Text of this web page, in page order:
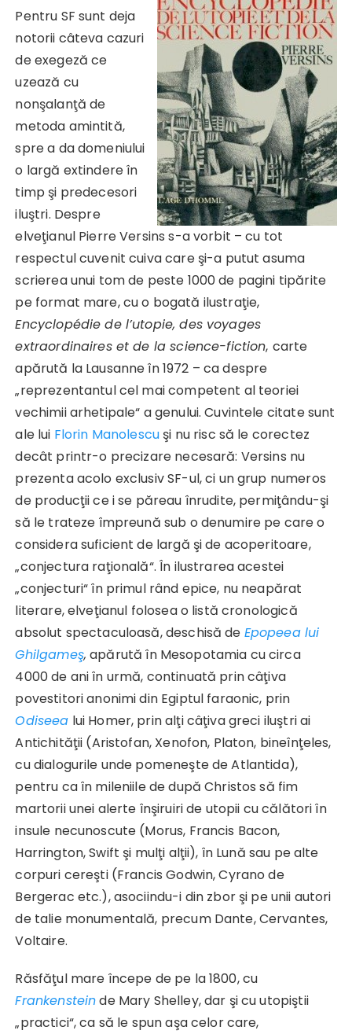
Pentru SF sunt deja
notorii câteva cazuri
de exegeză ce
uzează cu
nonşalanţă de
metoda amintită,
spre a da domeniului
o largă extindere în
timp şi predecesori
iluştri. Despre
elveţianul Pierre Versins s-a vorbit – cu tot
respectul cuvenit cuiva care şi-a putut asuma
scrierea unui tom de peste 1000 de pagini tipărite
pe format mare, cu o bogată ilustraţie,
Encyclopédie de l’utopie, des voyages
extraordinaires et de la science-fiction, carte
apărută la Lausanne în 1972 – ca despre
„reprezentantul cel mai competent al teoriei
vechimii arhetipale“ a genului. Cuvintele citate sunt
ale lui Florin Manolescu şi nu risc să le corectez
decât printr-o precizare necesară: Versins nu
prezenta acolo exclusiv SF-ul, ci un grup numeros
de producţii ce i se păreau înrudite, permiţându-şi
să le trateze împreună sub o denumire pe care o
considera suficient de largă şi de acoperitoare,
„conjectura raţională“. În ilustrarea acestei
„conjecturi“ în primul rând epice, nu neapărat
literare, elveţianul folosea o listă cronologică
absolut spectaculoasă, deschisă de Epopeea lui
Ghilgameş, apărută în Mesopotamia cu circa
4000 de ani în urmă, continuată prin câţiva
povestitori anonimi din Egiptul faraonic, prin
Odiseea lui Homer, prin alţi câţiva greci iluştri ai
Antichităţii (Aristofan, Xenofon, Platon, bineînţeles,
cu dialogurile unde pomeneşte de Atlantida),
pentru ca în mileniile de după Christos să fim
martorii unei alerte înşiruiri de utopii cu călători în
insule necunoscute (Morus, Francis Bacon,
Harrington, Swift şi mulţi alţii), în Lună sau pe alte
corpuri cereşti (Francis Godwin, Cyrano de
Bergerac etc.), asociindu-i din zbor şi pe unii autori
de talie monumentală, precum Dante, Cervantes,
Voltaire.
Răsfăţul mare începe de pe la 1800, cu
Frankensteinde Mary Shelley, dar şi cu utopiştii
„practici“, ca să le spun aşa celor care,